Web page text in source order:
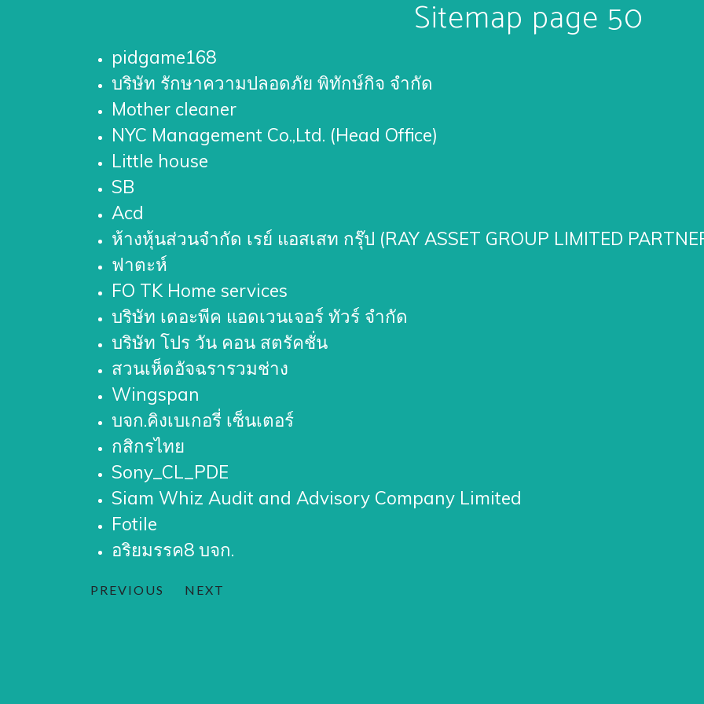
Sitemap page 50
pidgame168
บริษัท รักษาความปลอดภัย พิทักษ์กิจ จำกัด
Mother cleaner
NYC Management Co.,Ltd. (Head Office)
Little house
SB
Acd
ห้างหุ้นส่วนจำกัด เรย์ แอสเสท กรุ๊ป (RAY ASSET GROUP LIMITED
ฟาตะห์
FO TK Home services
บริษัท เดอะพีค แอดเวนเจอร์ ทัวร์ จำกัด
บริษัท โปร วัน คอน สตรัคชั่น
สวนเห็ดอัจฉรารวมช่าง
Wingspan
บจก.คิงเบเกอรี่ เซ็นเตอร์
กสิกรไทย
Sony_CL_PDE
Siam Whiz Audit and Advisory Company Limited
Fotile
อริยมรรค8 บจก.
PREVIOUS NEXT